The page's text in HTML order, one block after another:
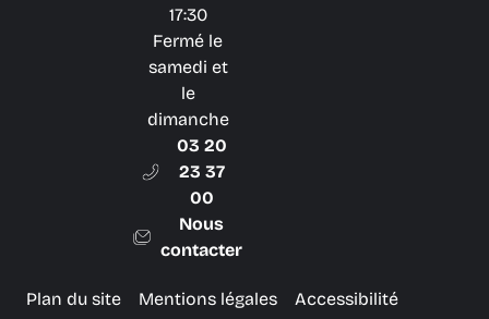
17:30
Fermé le
samedi et
le
dimanche
03 20
23 37
00
Nous
contacter
Plan du site Mentions légales Accessibilité